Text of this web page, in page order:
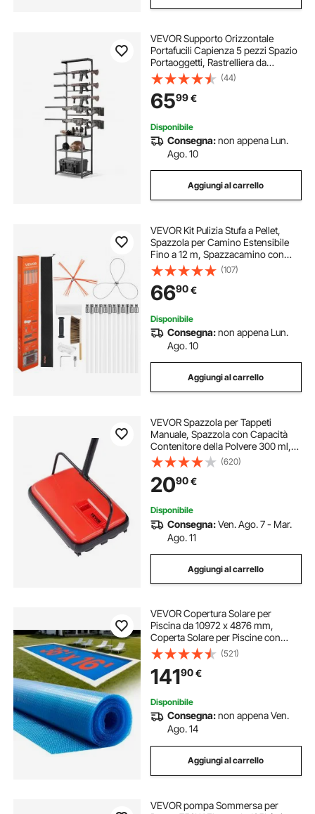
VEVOR Supporto Orizzontale
Portafucili Capienza 5 pezzi Spazio
Portaoggetti, Rastrelliera da
Pavimento Porta Armi da Fuoco
Autoportante per Esposizione Fucili
da Caccia Pistole con Ripiani da
Garage
(44)
6599€
Disponibile
Consegna:non appena Lun.
Ago. 10
Aggiungi al carrello
VEVOR Kit Pulizia Stufa a Pellet,
Spazzola per Camino Estensibile
Fino a 12 m, Spazzacamino con
Doppie Testine, Spazzola e
Occhiali, Strumento per la Pulizia
del Camino per Rettangolari e ad
Arco
(107)
6690€
Disponibile
Consegna:non appena Lun.
Ago. 10
Aggiungi al carrello
VEVOR Spazzola per Tappeti
Manuale, Spazzola con Capacità
Contenitore della Polvere 300 ml,
Facile da Svuotare, Larghezza di
Pulizia 17 cm, per Tappeti, Peli di
Animali Domestici, Rosso
(620)
2090€
Disponibile
Consegna:Ven. Ago. 7 - Mar.
Ago. 11
Aggiungi al carrello
VEVOR Copertura Solare per
Piscina da 10972 x 4876 mm,
Coperta Solare per Piscine con
Doppio Strato d'Aria Termoisolante
per Piscine, Assorbimento del
Calore Diurno, Ritenzione del
Calore Notturno
(521)
14190€
Disponibile
Consegna:non appena Ven.
Ago. 14
Aggiungi al carrello
VEVOR pompa Sommersa per